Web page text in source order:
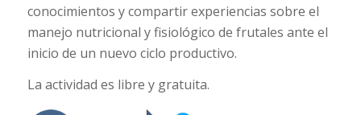
conocimientos y compartir experiencias sobre el
manejo nutricional y fisiológico de frutales ante el
inicio de un nuevo ciclo productivo.
La actividad es libre y gratuita.